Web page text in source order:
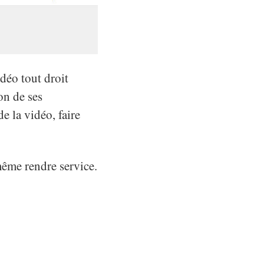
tout droit
de ses
la vidéo, faire
rendre service.